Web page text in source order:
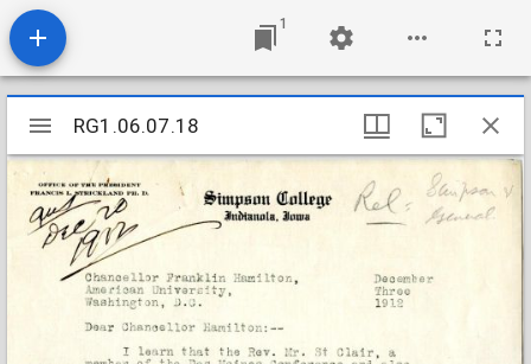
1
Mirador
viewer
RG1.06.07.18
RG1.06.07.18